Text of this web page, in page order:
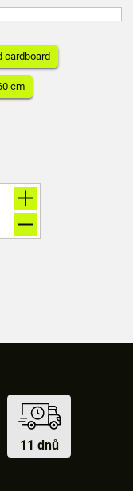
cardboard
cm
11 dnů